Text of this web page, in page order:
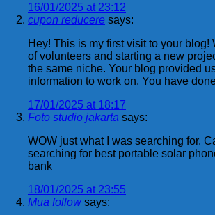
16/01/2025 at 23:12
cupon reducere says:
Hey! This is my first visit to your blog!
of volunteers and starting a new
the same niche. Your blog provided
information to work on. You have
17/01/2025 at 18:17
Foto studio jakarta says:
WOW just what I was searching for.
searching for best portable solar
bank
18/01/2025 at 23:55
Mua follow says: